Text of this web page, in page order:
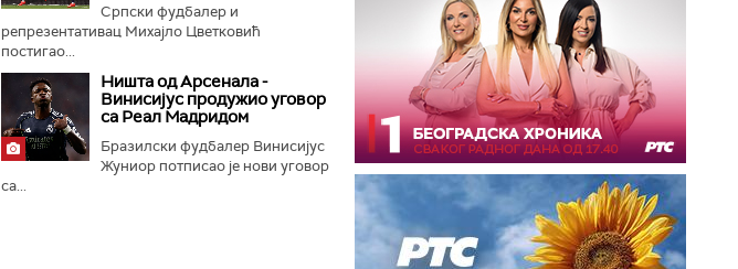
Српски фудбалер и
репрезентативац Михајло Цветковић
постигао...
Ништа од Арсенала -
Винисијус продужио уговор
са Реал Мадридом
Бразилски фудбалер Винисијус
Жуниор потписао је нови уговор
са...